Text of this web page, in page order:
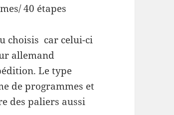
40 étapes
choisis car celui-ci
allemand
Le type
de programmes et
des paliers aussi